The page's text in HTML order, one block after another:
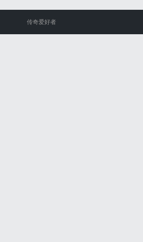
传奇爱好者